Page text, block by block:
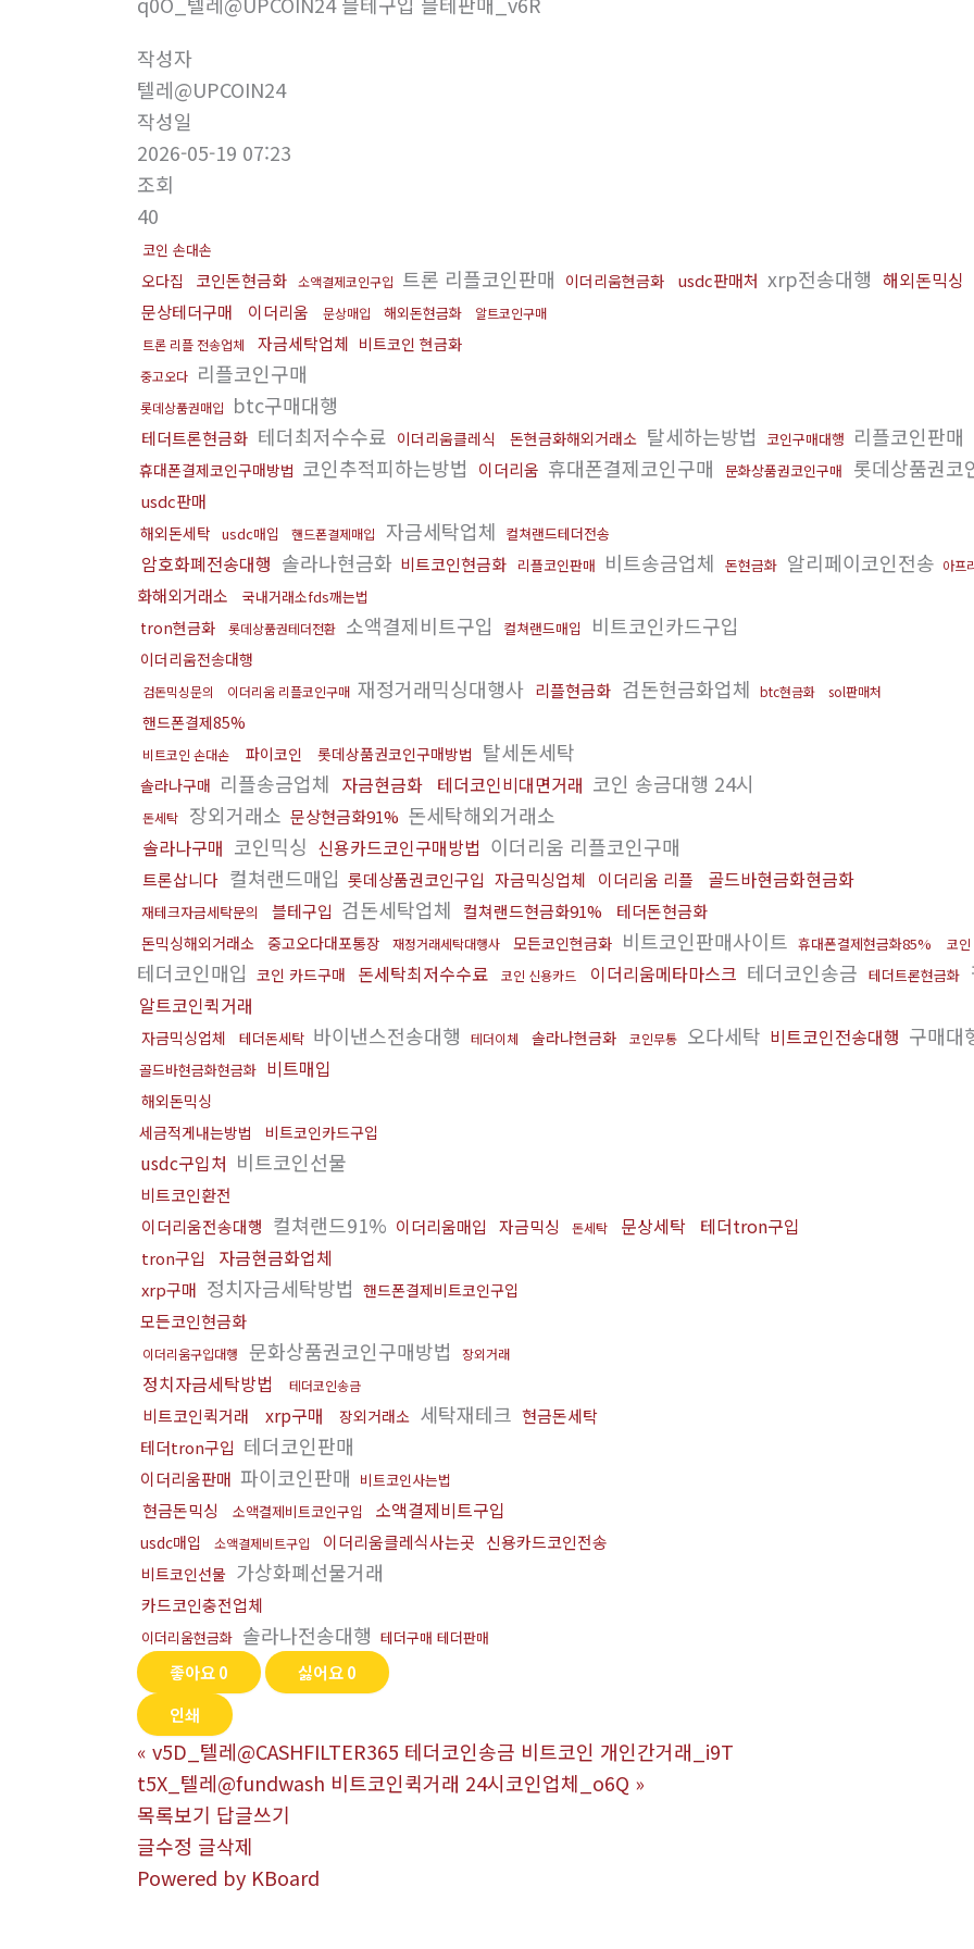
작성자
텔레@UPCOIN24
작성일
2026-05-19 07:23
조회
40
코인 손대손
오다집 코인돈현금화 소액결제코인구입 트론 리플코인판매 이더리움현금화 usdc판매처 xrp전송대행 해외돈믹싱
문상테더구매 이더리움 문상매입 해외돈현금화
알트코인구매
트론 리플 전송업체
자금세탁업체 비트코인 현금화
중고오다 리플코인구매
롯데상품권매입 btc구매대행
테더트론현금화 테더최저수수료 이더리움클레식 돈현금화해외거래소 탈세하는방법 코인구매대행 리플코인판매
휴대폰결제코인구매방법 코인추적피하는방법 이더리움 휴대폰결제코인구매 문화상품권코인구매 롯데상품권코
usdc판매
해외돈세탁 usdc매입 핸드폰결제매입 자금세탁업체 컬쳐랜드테더전송
암호화폐전송대행 솔라나현금화 비트코인현금화 리플코인판매 비트송금업체 돈현금화 알리페이코인전송 아프
화해외거래소 국내거래소fds깨는법
tron현금화 롯데상품권테더전환 소액결제비트구입 컬쳐랜드매입 비트코인카드구입
이더리움전송대행
검돈믹싱문의 이더리움 리플코인구매 재정거래믹싱대행사 리플현금화 검돈현금화업체 btc현금화 sol판매처
핸드폰결제85%
비트코인 손대손 파이코인 롯데상품권코인구매방법 탈세돈세탁
솔라나구매 리플송금업체 자금현금화 테더코인비대면거래 코인 송금대행 24시
돈세탁 장외거래소 문상현금화91% 돈세탁해외거래소
솔라나구매 코인믹싱 신용카드코인구매방법 이더리움 리플코인구매
트론삽니다 컬쳐랜드매입 롯데상품권코인구입 자금믹싱업체 이더리움 리플 골드바현금화현금화
재테크자금세탁문의 블테구입 검돈세탁업체 컬쳐랜드현금화91% 테더돈현금화
돈믹싱해외거래소 중고오다대포통장 재정거래세탁대행사 모든코인현금화 비트코인판매사이트 휴대폰결제현금화85% 코
테더코인매입 코인 카드구매 돈세탁최저수수료 코인 신용카드 이더리움메타마스크 테더코인송금 테더트론현금화
알트코인퀵거래
자금믹싱업체 테더돈세탁 바이낸스전송대행 테더이체 솔라나현금화 코인무통 오다세탁 비트코인전송대행 구매대
골드바현금화현금화 비트매입
해외돈믹싱
세금적게내는방법
비트코인카드구입
usdc구입처 비트코인선물
비트코인환전
이더리움전송대행 컬쳐랜드91% 이더리움매입 자금믹싱 돈세탁 문상세탁 테더tron구입
tron구입 자금현금화업체
xrp구매 정치자금세탁방법 핸드폰결제비트코인구입
모든코인현금화
이더리움구입대행 문화상품권코인구매방법 장외거래
정치자금세탁방법 테더코인송금
비트코인퀵거래 xrp구매 장외거래소 세탁재테크 현금돈세탁
테더tron구입 테더코인판매
이더리움판매 파이코인판매 비트코인사는법
현금돈믹싱 소액결제비트코인구입 소액결제비트구입
usdc매입 소액결제비트구입 이더리움클레식사는곳 신용카드코인전송
비트코인선물 가상화폐선물거래
카드코인충전업체
이더리움현금화 솔라나전송대행 테더구매 테더판매
좋아요0 싫어요0
인쇄
« v5D_텔레@CASHFILTER365 테더코인송금 비트코인 개인간거래_i9T
t5X_텔레@fundwash 비트코인퀵거래 24시코인업체_o6Q »
목록보기 답글쓰기
글수정 글삭제
Powered by KBoard